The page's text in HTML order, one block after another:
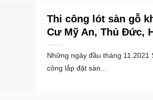
Thi công lót sàn gỗ
Cư Mỹ An, Thủ Đức,
Những ngày đầu tháng 11.2021
công lắp đặt sàn...